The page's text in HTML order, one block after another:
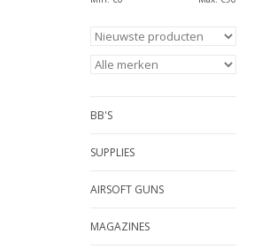
BB'S
SUPPLIES
AIRSOFT GUNS
MAGAZINES